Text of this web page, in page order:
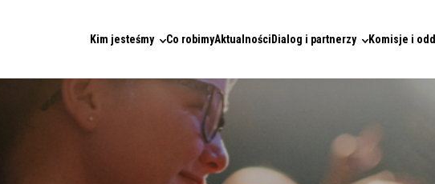
Kim jesteśmy Co robimyAktualnościDialog i partnerzy Komisje i